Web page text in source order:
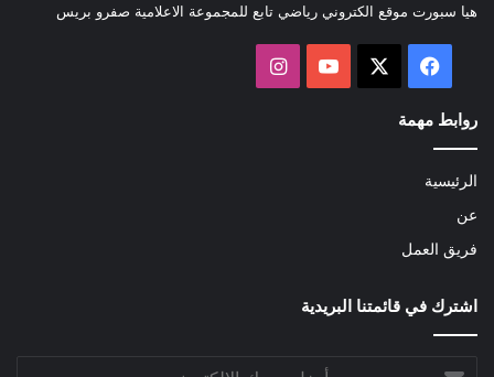
هيا سبورت موقع الكتروني رياضي تابع للمجموعة الاعلامية صفرو بريس
فيسبوك ‫YouTube
روابط مهمة
الرئيسية
عن
فريق العمل
اشترك في قائمتنا البريدية